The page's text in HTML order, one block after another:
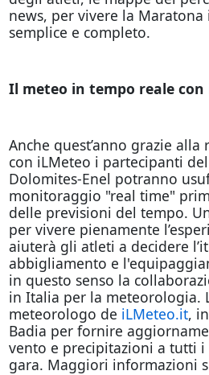
news, per vivere la
semplice e completo.
Il meteo in tempo reale con
Anche quest’anno grazie
con iLMeteo i partecipanti
Dolomites-Enel potranno
monitoraggio "real time"
delle previsioni del tempo.
per vivere pienamente
aiuterà gli atleti a decidere
abbigliamento e
in questo senso la
in Italia per la meteorologia.
meteorologo de iLMeteo.it,
Badia per fornire
vento e precipitazioni a tutti
gara. Maggiori informazioni